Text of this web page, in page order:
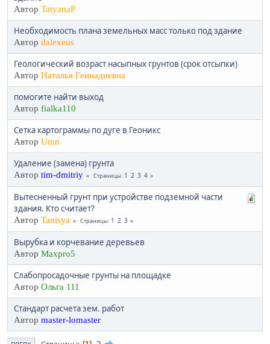
Автор TatyanaP
Необходимость плана земельных масс только под здание
Автор dalexeus
Геологический возраст насыпных грунтов (срок отсыпки)
Автор Наталья Геннадиевна
помогите найти выход
Автор fialka110
Сетка картограммы по дуге в Геоникс
Автор Umn
Удаление (замена) грунта
Автор tim-dmitriy Страницы 1 2 3 4
Вытесненный грунт при устройстве подземной части
здания. Кто считает?
Автор Tanisya Страницы 1 2 3
Вырубка и корчевание деревьев
Автор Maxpro5
Слабопросадочные грунты на площадке
Автор Ольга 111
Стандарт расчета зем. работ
Автор master-lomaster